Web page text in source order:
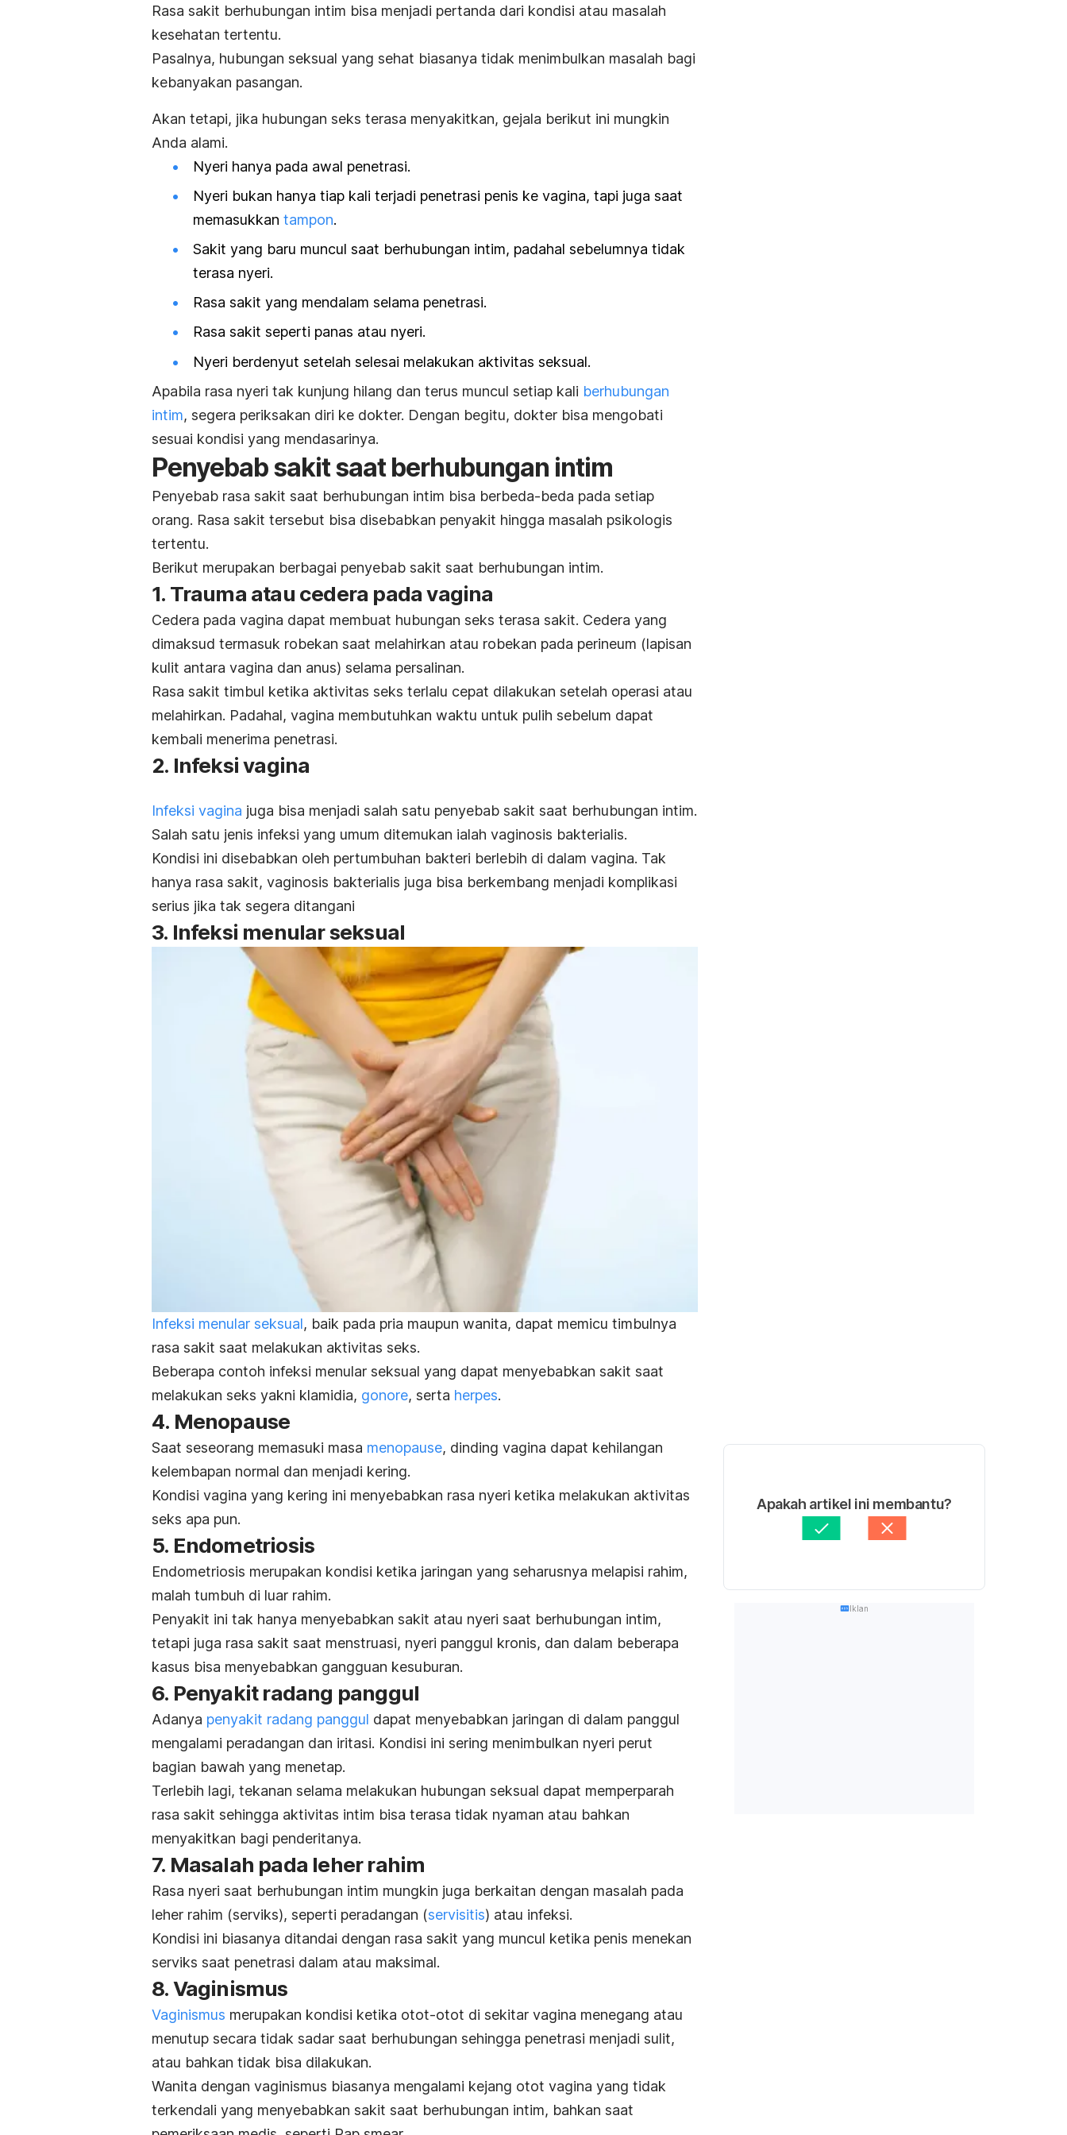
Rasa sakit berhubungan intim bisa menjadi pertanda dari kondisi atau masalah
kesehatan tertentu.
Pasalnya, hubungan seksual yang sehat biasanya tidak menimbulkan masalah bagi
kebanyakan pasangan.
Akan tetapi, jika hubungan seks terasa menyakitkan, gejala berikut ini mungkin
Anda alami.
Nyeri hanya pada awal penetrasi.
Nyeri bukan hanya tiap kali terjadi penetrasi penis ke vagina, tapi juga saat
memasukkan tampon.
Sakit yang baru muncul saat berhubungan intim, padahal sebelumnya tidak
terasa nyeri.
Rasa sakit yang mendalam selama penetrasi.
Rasa sakit seperti panas atau nyeri.
Nyeri berdenyut setelah selesai melakukan aktivitas seksual.
Apabila rasa nyeri tak kunjung hilang dan terus muncul setiap kali berhubungan
intim, segera periksakan diri ke dokter. Dengan begitu, dokter bisa mengobati
sesuai kondisi yang mendasarinya.
Penyebab sakit saat berhubungan intim
Penyebab rasa sakit saat berhubungan intim bisa berbeda-beda pada setiap
orang. Rasa sakit tersebut bisa disebabkan penyakit hingga masalah psikologis
tertentu.
Berikut merupakan berbagai penyebab sakit saat berhubungan intim.
1. Trauma atau cedera pada vagina
Cedera pada vagina dapat membuat hubungan seks terasa sakit. Cedera yang
dimaksud termasuk robekan saat melahirkan atau robekan pada perineum (lapisan
kulit antara vagina dan anus) selama persalinan.
Rasa sakit timbul ketika aktivitas seks terlalu cepat dilakukan setelah operasi atau
melahirkan. Padahal, vagina membutuhkan waktu untuk pulih sebelum dapat
kembali menerima penetrasi.
2. Infeksi vagina
Infeksi vagina juga bisa menjadi salah satu penyebab sakit saat berhubungan intim.
Salah satu jenis infeksi yang umum ditemukan ialah vaginosis bakterialis.
Kondisi ini disebabkan oleh pertumbuhan bakteri berlebih di dalam vagina. Tak
hanya rasa sakit, vaginosis bakterialis juga bisa berkembang menjadi komplikasi
serius jika tak segera ditangani
3. Infeksi menular seksual
Infeksi menular seksual, baik pada pria maupun wanita, dapat memicu timbulnya
rasa sakit saat melakukan aktivitas seks.
Beberapa contoh infeksi menular seksual yang dapat menyebabkan sakit saat
melakukan seks yakni klamidia, gonore, serta herpes.
4. Menopause
Saat seseorang memasuki masa menopause, dinding vagina dapat kehilangan
kelembapan normal dan menjadi kering.
Kondisi vagina yang kering ini menyebabkan rasa nyeri ketika melakukan aktivitas
seks apa pun.
5. Endometriosis
Endometriosis merupakan kondisi ketika jaringan yang seharusnya melapisi rahim,
malah tumbuh di luar rahim.
Penyakit ini tak hanya menyebabkan sakit atau nyeri saat berhubungan intim,
tetapi juga rasa sakit saat menstruasi, nyeri panggul kronis, dan dalam beberapa
kasus bisa menyebabkan gangguan kesuburan.
6. Penyakit radang panggul
Adanya penyakit radang panggul dapat menyebabkan jaringan di dalam panggul
mengalami peradangan dan iritasi. Kondisi ini sering menimbulkan nyeri perut
bagian bawah yang menetap.
Terlebih lagi, tekanan selama melakukan hubungan seksual dapat memperparah
rasa sakit sehingga aktivitas intim bisa terasa tidak nyaman atau bahkan
menyakitkan bagi penderitanya.
7. Masalah pada leher rahim
Rasa nyeri saat berhubungan intim mungkin juga berkaitan dengan masalah pada
leher rahim (serviks), seperti peradangan (servisitis) atau infeksi.
Kondisi ini biasanya ditandai dengan rasa sakit yang muncul ketika penis menekan
serviks saat penetrasi dalam atau maksimal.
8. Vaginismus
Vaginismus merupakan kondisi ketika otot-otot di sekitar vagina menegang atau
menutup secara tidak sadar saat berhubungan sehingga penetrasi menjadi sulit,
atau bahkan tidak bisa dilakukan.
Wanita dengan vaginismus biasanya mengalami kejang otot vagina yang tidak
terkendali yang menyebabkan sakit saat berhubungan intim, bahkan saat
Apakah artikel ini membantu?
Iklan